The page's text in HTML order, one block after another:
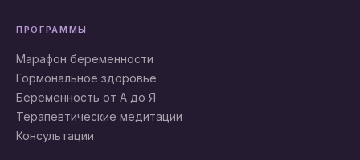
ПРОГРАММЫ
Марафон беременности
Гормональное здоровье
Беременность от А до Я
Терапевтические медитации
Консультации